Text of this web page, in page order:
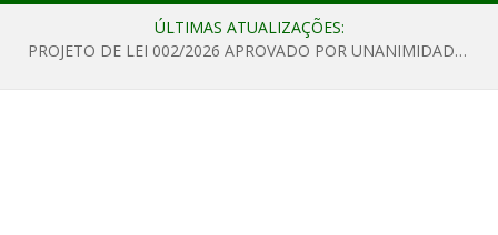
ÚLTIMAS ATUALIZAÇÕES:
PROJETO DE LEI 002/2026 APROVADO POR UNANIMIDADE EM SESSÃO ORDINÁRIA NESTA QUINTA – FEIRA 28 DE MAIO DE 2026